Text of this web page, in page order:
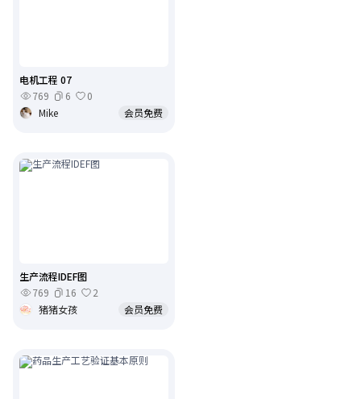
电机工程 07
769
6
0
Mike
会员免费
生产流程IDEF图
769
16
2
猪猪女孩
会员免费